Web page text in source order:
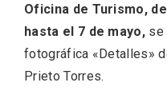
Oficina de Turismo,
hasta el 7 de mayo, se
fotográfica «Detalles»
Prieto Torres.
Fiesta de
Vino de Cigales